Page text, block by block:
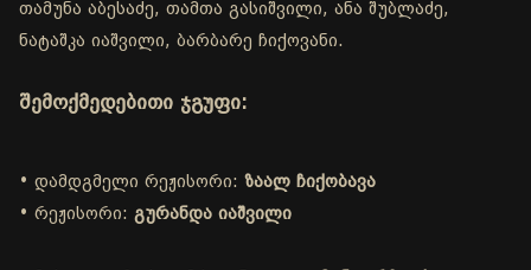
თამუნა აბესაძე, თამთა გასიშვილი, ანა შუბლაძე,
ნატაშკა იაშვილი, ბარბარე ჩიქოვანი.
შემოქმედებითი ჯგუფი:
• დამდგმელი რეჟისორი: ზაალ ჩიქობავა
• რეჟისორი: გურანდა იაშვილი